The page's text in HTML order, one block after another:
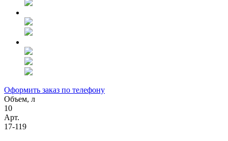
Оформить заказ по телефону
Объем, л
10
Арт.
17-119